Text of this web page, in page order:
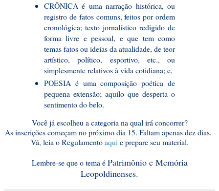
CRÔNICA é uma narração histórica, ou
registro de fatos comuns, feitos por ordem
cronológica; texto jornalístico redigido de
forma livre e pessoal, e que tem como
temas fatos ou ideias da atualidade, de teor
artístico, político, esportivo, etc., ou
simplesmente relativos à vida cotidiana; e,
POESIA é uma composição poética de
pequena extensão; aquilo que desperta o
sentimento do belo.
Você já escolheu a categoria na qual irá concorrer?
As inscrições começam no próximo dia 15. Faltam apenas dez dias.
Vá, leia o Regulamentoaqui e prepare seu material.
Lembre-se que o tema éPatrimônio e Memória
Leopoldinenses.